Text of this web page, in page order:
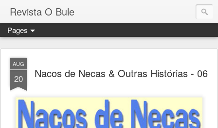
Revista O Bule
Pages
AUG
20 Nacos de Necas & Outras Histórias - 06